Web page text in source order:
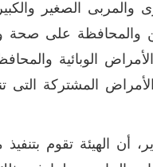
والمربى الصغير
والمحافظة على صحة
الوبائية
المشتركة التى
أن الهيئة تقوم